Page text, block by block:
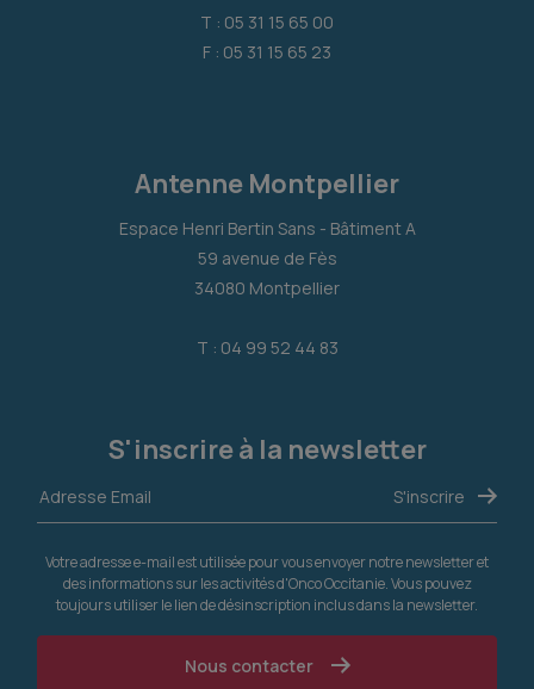
T : 05 31 15 65 00
F : 05 31 15 65 23
Antenne Montpellier
Espace Henri Bertin Sans - Bâtiment A
59 avenue de Fès
34080 Montpellier
T : 04 99 52 44 83
S'inscrire à la newsletter
Votre adresse e-mail est utilisée pour vous envoyer notre newsletter et
des informations sur les activités d'Onco Occitanie. Vous pouvez
toujours utiliser le lien de désinscription inclus dans la newsletter.
Nous contacter